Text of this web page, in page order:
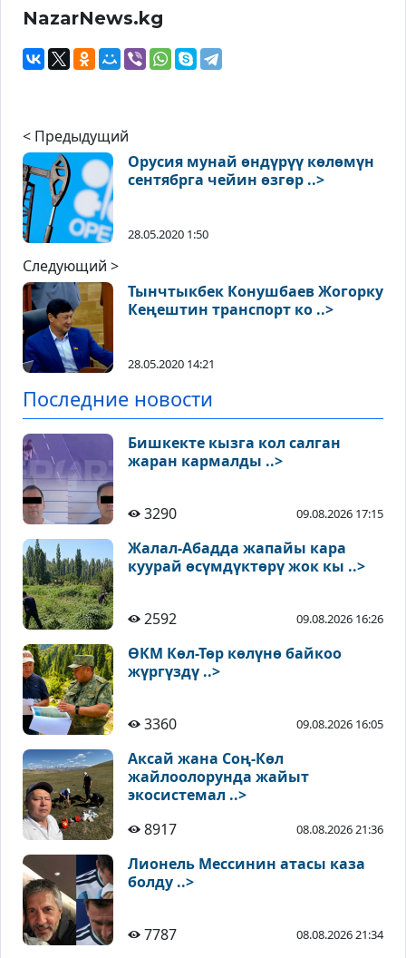
NazarNews.kg
< Предыдущий
Орусия мунай өндүрүү көлөмүн
сентябрга чейин өзгөр ..>
28.05.2020 1:50
Следующий >
Тынчтыкбек Конушбаев Жогорку
Кеңештин транспорт ко ..>
28.05.2020 14:21
Последние новости
Бишкекте кызга кол салган
жаран кармалды ..>
3290 09.08.2026 17:15
Жалал-Абадда жапайы кара
куурай өсүмдүктөрү жок кы ..>
2592 09.08.2026 16:26
ӨКМ Көл-Төр көлүнө байкоо
жүргүздү ..>
3360 09.08.2026 16:05
Аксай жана Соң-Көл
жайлоолорунда жайыт
экосистемал ..>
8917
08.08.2026 21:36
Лионель Мессинин атасы каза
болду ..>
7787 08.08.2026 21:34